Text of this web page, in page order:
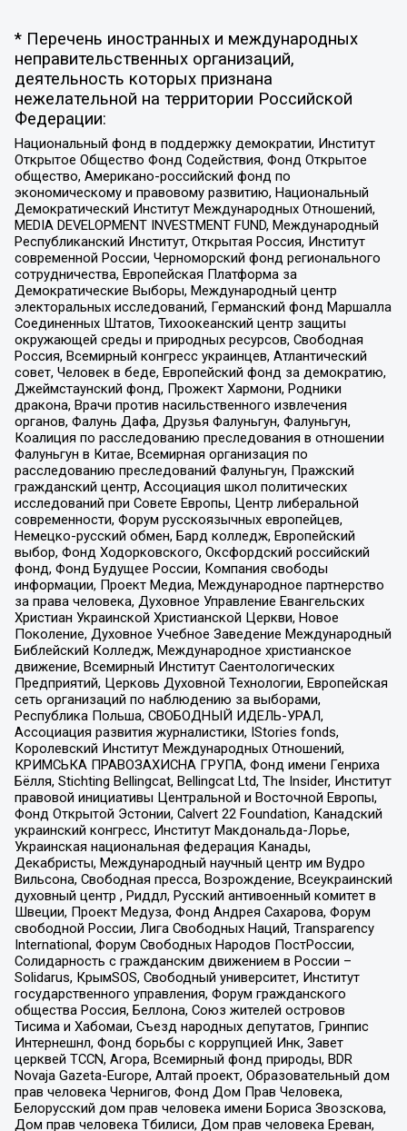
* Перечень иностранных и международных
неправительственных организаций,
деятельность которых признана
нежелательной на территории Российской
Федерации:
Национальный фонд в поддержку демократии, Институт
Открытое Общество Фонд Содействия, Фонд Открытое
общество, Американо-российский фонд по
экономическому и правовому развитию, Национальный
Демократический Институт Международных Отношений,
MEDIA DEVELOPMENT INVESTMENT FUND, Международный
Республиканский Институт, Открытая Россия, Институт
современной России, Черноморский фонд регионального
сотрудничества, Европейская Платформа за
Демократические Выборы, Международный центр
электоральных исследований, Германский фонд Маршалла
Соединенных Штатов, Тихоокеанский центр защиты
окружающей среды и природных ресурсов, Свободная
Россия, Всемирный конгресс украинцев, Атлантический
совет, Человек в беде, Европейский фонд за демократию,
Джеймстаунский фонд, Прожект Хармони, Родники
дракона, Врачи против насильственного извлечения
органов, Фалунь Дафа, Друзья Фалуньгун, Фалуньгун,
Коалиция по расследованию преследования в отношении
Фалуньгун в Китае, Всемирная организация по
расследованию преследований Фалуньгун, Пражский
гражданский центр, Ассоциация школ политических
исследований при Совете Европы, Центр либеральной
современности, Форум русскоязычных европейцев,
Немецко-русский обмен, Бард колледж, Европейский
выбор, Фонд Ходорковского, Оксфордский российский
фонд, Фонд Будущее России, Компания свободы
информации, Проект Медиа, Международное партнерство
за права человека, Духовное Управление Евангельских
Христиан Украинской Христианской Церкви, Новое
Поколение, Духовное Учебное Заведение Международный
Библейский Колледж, Международное христианское
движение, Всемирный Институт Саентологических
Предприятий, Церковь Духовной Технологии, Европейская
сеть организаций по наблюдению за выборами,
Республика Польша, СВОБОДНЫЙ ИДЕЛЬ-УРАЛ,
Ассоциация развития журналистики, IStories fonds,
Королевский Институт Международных Отношений,
КРИМСЬКА ПРАВОЗАХИСНА ГРУПА, Фонд имени Генриха
Бёлля, Stichting Bellingcat, Bellingcat Ltd, The Insider, Институт
правовой инициативы Центральной и Восточной Европы,
Фонд Открытой Эстонии, Calvert 22 Foundation, Канадский
украинский конгресс, Институт Макдональда-Лорье,
Украинская национальная федерация Канады,
Декабристы, Международный научный центр им Вудро
Вильсона, Свободная пресса, Возрождение, Всеукраинский
духовный центр , Риддл, Русский антивоенный комитет в
Швеции, Проект Медуза, Фонд Андрея Сахарова, Форум
свободной России, Лига Свободных Наций, Transparеncy
International, Форум Свободных Народов ПостРоссии,
Солидарность с гражданским движением в России –
Solidarus, КрымSOS, Свободный университет, Институт
государственного управления, Форум гражданского
общества Россия, Беллона, Союз жителей островов
Тисима и Хабомаи, Съезд народных депутатов, Гринпис
Интернешнл, Фонд борьбы с коррупцией Инк, Завет
церквей TCCN, Агора, Всемирный фонд природы, BDR
Novaja Gazeta-Europe, Алтай проект, Образовательный дом
прав человека Чернигов, Фонд Дом Прав Человека,
Белорусский дом прав человека имени Бориса Звозскова,
Дом прав человека Тбилиси, Дом прав человека Ереван,